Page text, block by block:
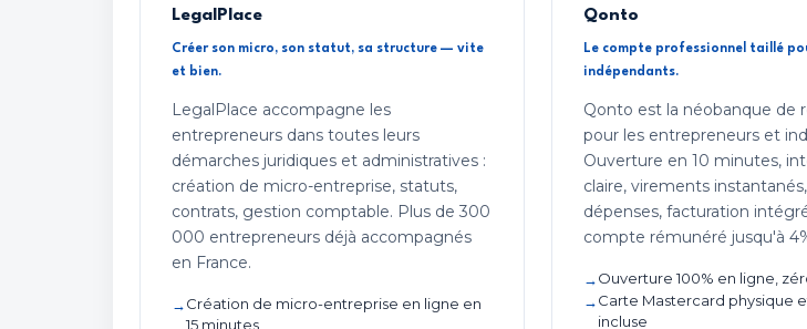
LegalPlace
Créer son micro, son statut, sa structure — vite
et bien.
LegalPlace accompagne les
entrepreneurs dans toutes leurs
démarches juridiques et administratives :
création de micro-entreprise, statuts,
contrats, gestion comptable. Plus de 300
000 entrepreneurs déjà accompagnés
en France.
Création de micro-entreprise en ligne en
15 minutes
Qonto
Le compte professionnel taillé
indépendants.
Qonto est la néobanque de
pour les entrepreneurs et
Ouverture en 10 minutes,
claire, virements
dépenses, facturation
compte rémunéré jusqu'à
Ouverture 100% en ligne,
Carte Mastercard physique
incluse